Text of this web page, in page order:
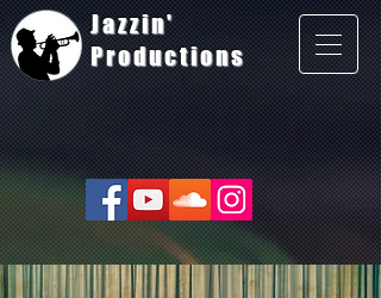
Jazzin'
Productions